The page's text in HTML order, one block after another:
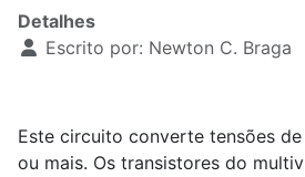
Detalhes
Escrito por: Newton C. Braga
Este circuito converte tensões
ou mais. Os transistores do